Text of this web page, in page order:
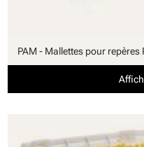
PAM - Mallettes pour repères